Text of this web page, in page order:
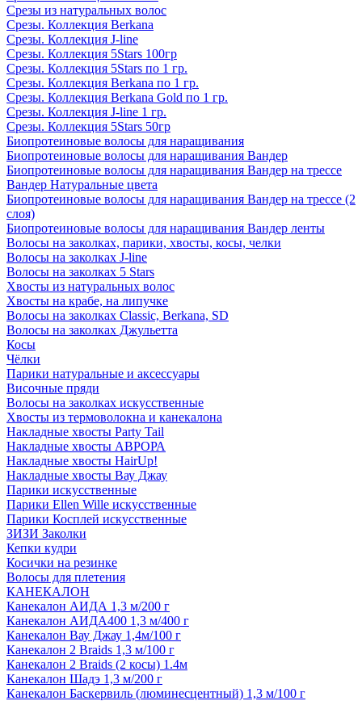
Срезы из натуральных волос
Срезы. Коллекция Berkana
Срезы. Коллекция J-line
Срезы. Коллекция 5Stars 100гр
Срезы. Коллекция 5Stars по 1 гр.
Срезы. Коллекция Berkana по 1 гр.
Срезы. Коллекция Berkana Gold по 1 гр.
Срезы. Коллекция J-line 1 гр.
Срезы. Коллекция 5Stars 50гр
Биопротеиновые волосы для наращивания
Биопротеиновые волосы для наращивания Вандер
Биопротеиновые волосы для наращивания Вандер на трессе
Вандер Натуральные цвета
Биопротеиновые волосы для наращивания Вандер на трессе (2
слоя)
Биопротеиновые волосы для наращивания Вандер ленты
Волосы на заколках, парики, хвосты, косы, челки
Волосы на заколках J-line
Волосы на заколках 5 Stars
Хвосты из натуральных волос
Хвосты на крабе, на липучке
Волосы на заколках Classic, Berkana, SD
Волосы на заколках Джульетта
Косы
Чёлки
Парики натуральные и аксессуары
Височные пряди
Волосы на заколках искусственные
Хвосты из термоволокна и канекалона
Накладные хвосты Party Tail
Накладные хвосты АВРОРА
Накладные хвосты HairUp!
Накладные хвосты Вау Джау
Парики искусственные
Парики Ellen Wille искусственные
Парики Косплей искусственные
ЗИЗИ Заколки
Кепки кудри
Косички на резинке
Волосы для плетения
КАНЕКАЛОН
Канекалон АИДА 1,3 м/200 г
Канекалон АИДА400 1,3 м/400 г
Канекалон Вау Джау 1,4м/100 г
Канекалон 2 Braids 1,3 м/100 г
Канекалон 2 Braids (2 косы) 1.4м
Канекалон Шадэ 1,3 м/200 г
Канекалон Баскервиль (люминесцентный) 1,3 м/100 г